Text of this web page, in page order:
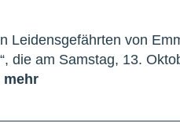
Leidensgefährten von
die am Samstag, 13.
mehr